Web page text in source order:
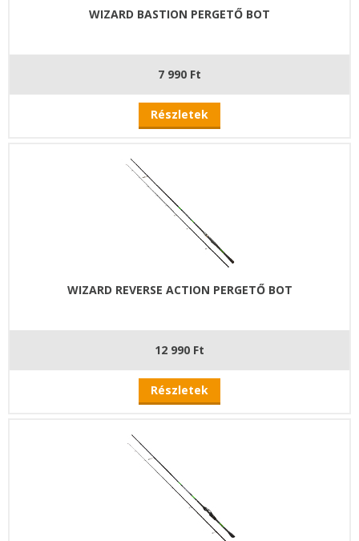
WIZARD BASTION PERGETŐ BOT
7 990 Ft
Részletek
WIZARD REVERSE ACTION PERGETŐ BOT
12 990 Ft
Részletek